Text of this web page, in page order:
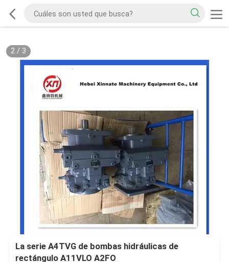
2/ 3
La serie A4TVG de bombas hidráulicas de
rectángulo A11VLO A2FO